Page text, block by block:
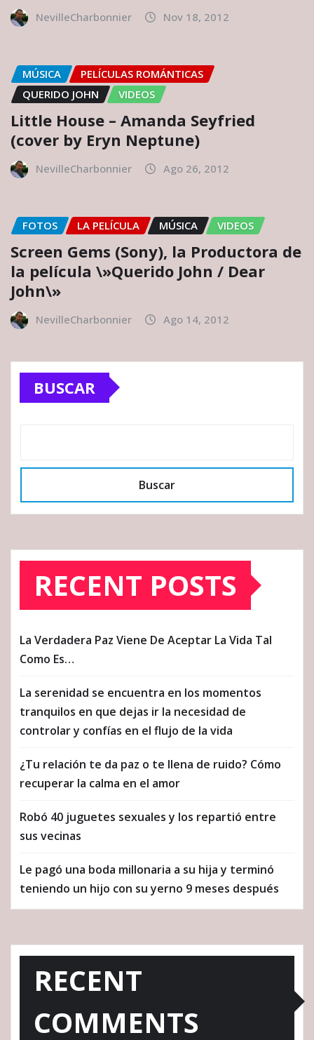
NevilleCharbonnier Nov 18, 2012
MÚSICA
PELÍCULAS ROMÁNTICAS
QUERIDO JOHN
VIDEOS
Little House – Amanda Seyfried
(cover by Eryn Neptune)
NevilleCharbonnier Ago 26, 2012
FOTOS LA PELÍCULA MÚSICA VIDEOS
Screen Gems (Sony), la Productora de
la película \»Querido John / Dear
John\»
NevilleCharbonnier Ago 14, 2012
BUSCAR
Buscar
RECENT POSTS
La Verdadera Paz Viene De Aceptar La Vida Tal
Como Es…
La serenidad se encuentra en los momentos
tranquilos en que dejas ir la necesidad de
controlar y confías en el flujo de la vida
¿Tu relación te da paz o te llena de ruido? Cómo
recuperar la calma en el amor
Robó 40 juguetes sexuales y los repartió entre
sus vecinas
Le pagó una boda millonaria a su hija y terminó
teniendo un hijo con su yerno 9 meses después
RECENT
COMMENTS